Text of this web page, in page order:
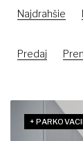
Najdrahšie
Predaj
+